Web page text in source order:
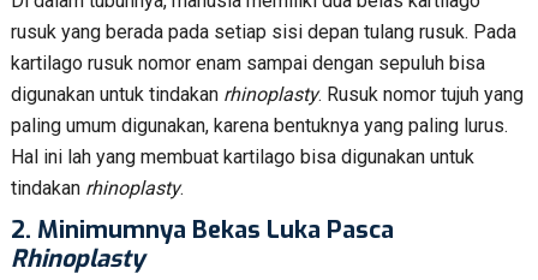
rusuk yang berada pada setiap sisi depan tulang rusuk. Pada
kartilago rusuk nomor enam sampai dengan sepuluh bisa
digunakan untuk tindakan rhinoplasty. Rusuk nomor tujuh yang
paling umum digunakan, karena bentuknya yang paling lurus.
Hal ini lah yang membuat kartilago bisa digunakan untuk
tindakan rhinoplasty.
2. Minimumnya Bekas Luka Pasca
Rhinoplasty